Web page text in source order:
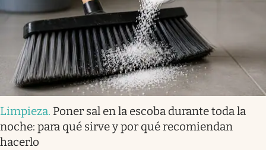
Limpieza. Poner sal en la escoba durante toda la
noche: para qué sirve y por qué recomiendan
hacerlo